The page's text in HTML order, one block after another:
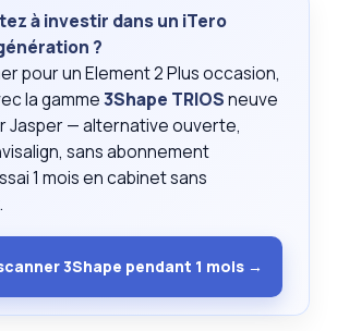
à investir dans un iTero
?
pour un Element 2 Plus occasion,
la gamme3Shape TRIOSneuve
Jasper — alternative ouverte,
sans abonnement
1 mois en cabinet sans
3Shape pendant 1 mois →